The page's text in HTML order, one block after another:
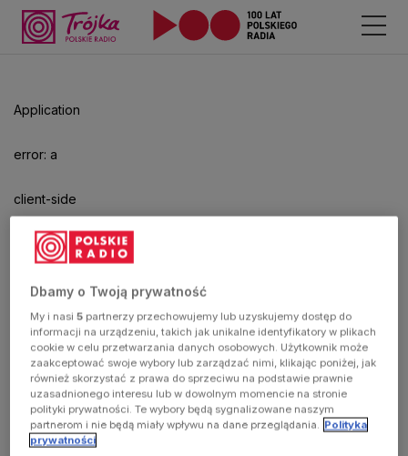
Application
error: a
client-side
exception
has
occurred
(see the
browser
Dbamy o Twoją prywatność
My i nasi5 partnerzy przechowujemy lub uzyskujemy dostęp do
informacji na urządzeniu, takich jak unikalne identyfikatory w plikach
cookie w celu przetwarzania danych osobowych. Użytkownik może
zaakceptować swoje wybory lub zarządzać nimi, klikając poniżej, jak
również skorzystać z prawa do sprzeciwu na podstawie prawnie
uzasadnionego interesu lub w dowolnym momencie na stronie
polityki prywatności. Te wybory będą sygnalizowane naszym
partnerom i nie będą miały wpływu na dane przeglądania. Polityka
prywatności